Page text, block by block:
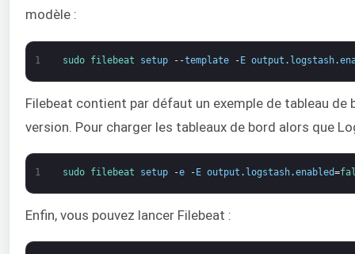
modèle :
1 sudo filebeat setup --template -E output . logstash.
Filebeat contient par défaut un exemple de tableau
version. Pour charger les tableaux de bord alors que
1 sudo filebeat setup -e - E output . logstash.enabled=
Enfin, vous pouvez lancer Filebeat :